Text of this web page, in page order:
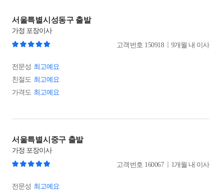
서울특별시성동구 출발
가정 포장이사
고객번호 150918 9개월 내 이사
전문성 최고예요
친절도 최고예요
가격도 최고예요
서울특별시중구 출발
가정 포장이사
고객번호 160067 1개월 내 이사
전문성 최고예요